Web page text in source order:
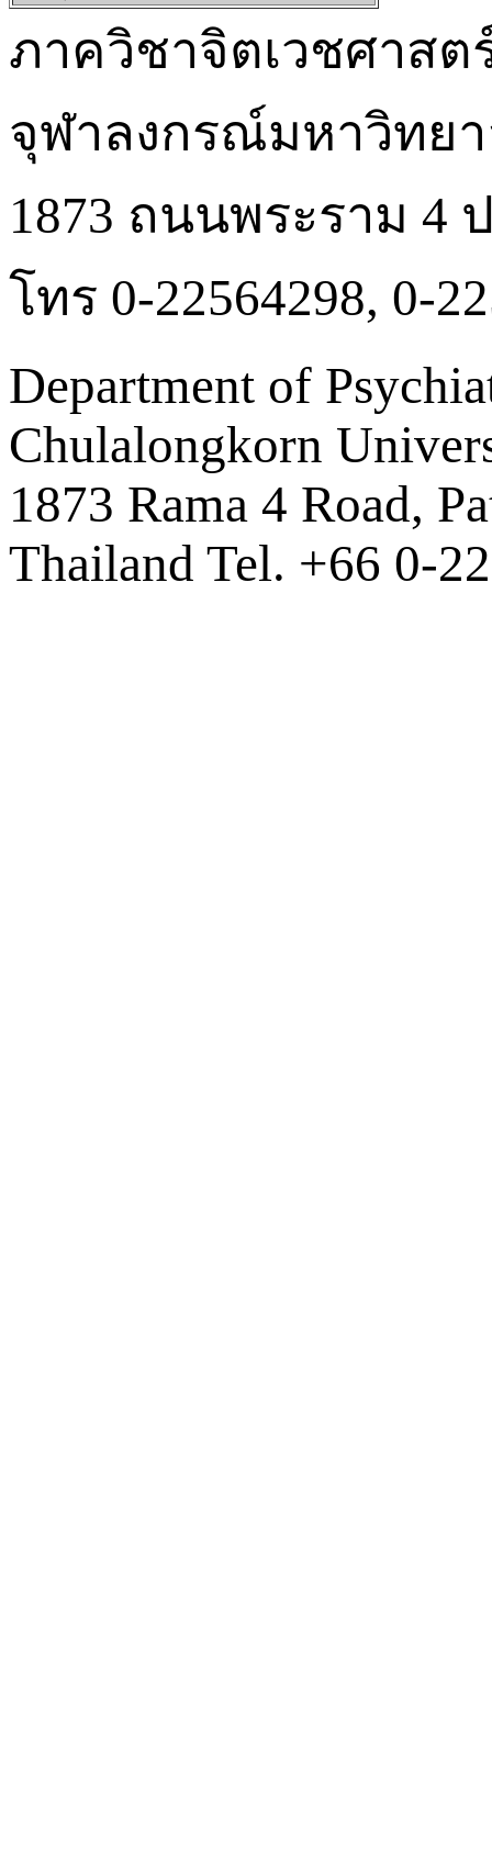
ภาควิชาจิตเวชศาสต
จุฬาลงกรณ์มหาวิทย
1873 ถนนพระราม 4
โทร 0-22564298, 0-
Department of
Chulalongkorn
1873 Rama 4 Road,
Thailand Tel. +66 0-